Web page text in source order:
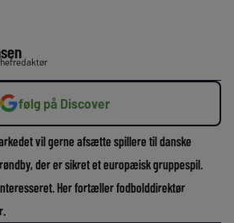
følg på Discover
vil gerne afsætte spillere til danske
der er sikret et europæisk gruppespil.
Her fortæller fodbolddirektør